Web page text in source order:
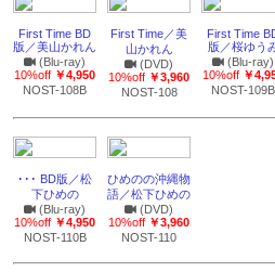
First Time BD
版／美山かれん
(Blu-ray)
10%off ￥4,950
NOST-108B
First Time／美
山かれん
(DVD)
10%off ￥3,960
NOST-108
First Time
版／桜ゆう
(Blu-ray)
10%off ￥
NOST-109B
･･･ BD版／松
下ひめの
(Blu-ray)
10%off ￥4,950
NOST-110B
ひめのの沖縄物
語／松下ひめの
(DVD)
10%off ￥3,960
NOST-110